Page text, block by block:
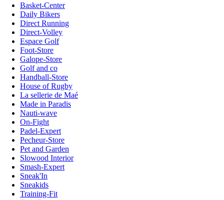
Basket-Center
Daily Bikers
Direct Running
Direct-Volley
Espace Golf
Foot-Store
Galope-Store
Golf and co
Handball-Store
House of Rugby
La sellerie de Maé
Made in Paradis
Nauti-wave
On-Fight
Padel-Expert
Pecheur-Store
Pet and Garden
Slowood Interior
Smash-Expert
Sneak'In
Sneakids
Training-Fit